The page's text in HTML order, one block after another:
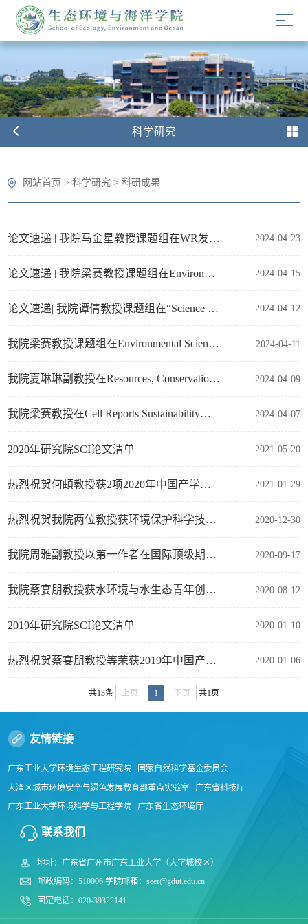
科学研究
网站首页 >科学研究 >科研成果
论文速递 | 我院马金星教授课题组在WR发表论文：脉冲电场驱动无化学药剂的膜汽提实现尿液中氨高效回收的研究 2024-04-23
论文速递 | 我院梁赛教授课题组在Environmental Science & Technology发表论文：非牧区消费活动驱动中国牧区四分之三的草畜矛盾 2024-04-15
论文速递| 我院谭倩教授课题组在“Science of The Total Environment”发表最新成果 2024-04-12
我院梁赛教授课题组在Environmental Science & Technology发表内封面论文：多视角下全球隐含碳链与全球价值链解耦分析 2024-04-11
我院夏琳琳副教授在Resources, Conservation & Recycling发表最新成果 2024-04-09
我院梁赛教授在Cell Reports Sustainability发表封面论文：通过经济结构转型缓解中国牧区草畜矛盾 2024-04-07
2020年研究院SCI论文清单 2021-05-20
热烈祝贺何頔教授获2项2020年中国产学研合作创新成果奖二等奖 2021-01-29
热烈祝贺我院两位教授获环境保护科学技术奖二等奖 2020-12-30
我院周雅副教授以第一作者在国际顶级期刊Nature Food发表封面论文 2020-09-17
我院蔡宴朋教授获水环境与水生态青年创新勋章 2020-08-12
2019年研究院SCI论文清单 2020-01-10
热烈祝贺蔡宴朋教授等荣获2019年中国产学研合作创新成果奖一等奖 2020-01-06
共13条 上页 1 下页 共1页
友情链接
广东工业大学环境生态工程研究院
国家自然科学基金委员会
大湾区城市环境安全与绿色发展教育部重点实验室
广东省科技厅
广东工业大学环境科学与工程学院
广东省生态环境厅
中国科学院南海海洋研究所
环境保护部华南环境科学研究所
广东工业大学财务处
广东工业大学分析测试中心
联系我们
地址：广东省广州市广东工业大学（大学城校区）
邮政编码：510006 学院邮箱：seer@gdut.edu.cn
固定电话：020-39322141